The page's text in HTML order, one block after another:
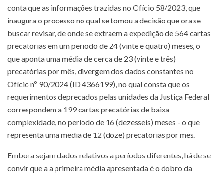
conta que as informações trazidas no Ofício 58/2023, que
inaugura o processo no qual se tomou a decisão que ora se
buscar revisar, de onde se extraem a expedição de 564 cartas
precatórias em um período de 24 (vinte e quatro) meses, o
que aponta uma média de cerca de 23 (vinte e três)
precatórias por mês, divergem dos dados constantes no
Ofício nº 90/2024 (ID 4366199), no qual consta que os
requerimentos deprecados pelas unidades da Justiça Federal
correspondem a 199 cartas precatórias de baixa
complexidade, no período de 16 (dezesseis) meses - o que
representa uma média de 12 (doze) precatórias por mês.
Embora sejam dados relativos a períodos diferentes, há de se
convir que a a primeira média apresentada é o dobro da